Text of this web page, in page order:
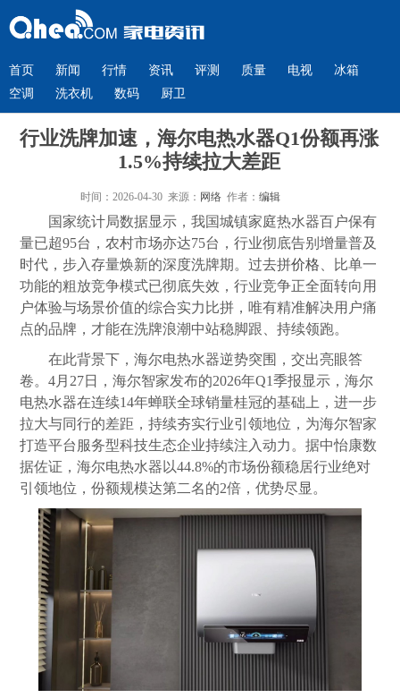
首页 新闻 行情 资讯 评测 质量 电视
冰箱
空调
洗衣机 数码 厨卫
行业洗牌加速，海尔电热水器Q1份额再涨
1.5%持续拉大差距
时间：2026-04-30 来源： 网络作者： 编辑
国家统计局数据显示，我国城镇家庭热水器百户保有
量已超95台，农村市场亦达75台，行业彻底告别增量普及
时代，步入存量焕新的深度洗牌期。过去拼价格 、比单一
功能的粗放竞争模式已彻底失效，行业竞争正全面转向用
户体验与场景价值的综合实力比拼，唯有精准解决用户痛
点的品牌，才能在洗牌浪潮中站稳脚跟、持续领跑。
在此背景下，海尔电热水器逆势突围，交出亮眼答
卷。4月27日，海尔智家发布的2026年Q1季报显示，海尔
电热水器在连续14年蝉联全球销量桂冠的基础上，进一步
拉大与同行的差距，持续夯实行业引领地位，为海尔智家
打造平台服务型科技生态企业持续注入动力。据中怡康数
据佐证，海尔电热水器以44.8%的市场份额稳居行业绝对
引领地位，份额规模达第二名的2倍，优势尽显。